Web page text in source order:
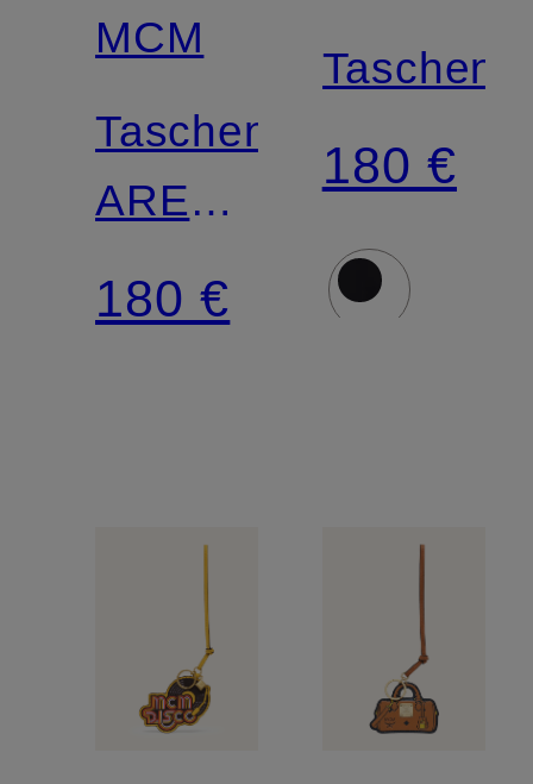
MCM
Taschenanhänger
AREN
OKTOBERFEST
mit
180 €
180 €